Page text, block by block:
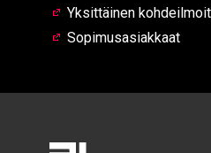
Yksittäinen
Sopimusasiakkaat